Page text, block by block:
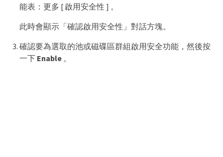
能表：更多 [ 啟用安全性 ] 。
此時會顯示「確認啟用安全性」對話方塊。
確認要為選取的池或磁碟區群組啟用安全功能，然後按
一下 Enable。